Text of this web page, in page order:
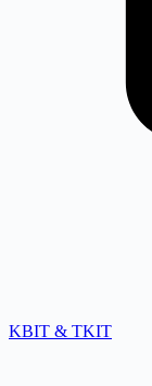
KBIT & TKIT